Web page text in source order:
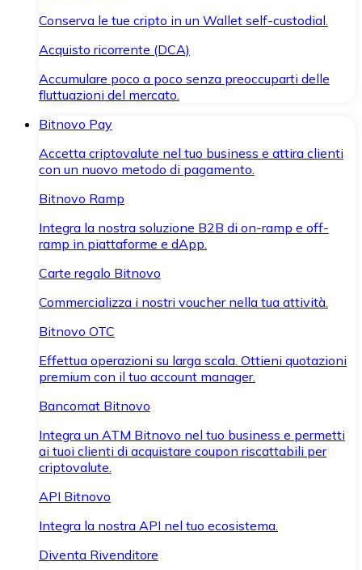
Conserva le tue cripto in un Wallet self-custodial.
Acquisto ricorrente (DCA)
Accumulare poco a poco senza preoccuparti delle
fluttuazioni del mercato.
Bitnovo Pay
Accetta criptovalute nel tuo business e attira clienti
con un nuovo metodo di pagamento.
Bitnovo Ramp
Integra la nostra soluzione B2B di on-ramp e off-
ramp in piattaforme e dApp.
Carte regalo Bitnovo
Commercializza i nostri voucher nella tua attività.
Bitnovo OTC
Effettua operazioni su larga scala. Ottieni quotazioni
premium con il tuo account manager.
Bancomat Bitnovo
Integra un ATM Bitnovo nel tuo business e permetti
ai tuoi clienti di acquistare coupon riscattabili per
criptovalute.
API Bitnovo
Integra la nostra API nel tuo ecosistema.
Diventa Rivenditore